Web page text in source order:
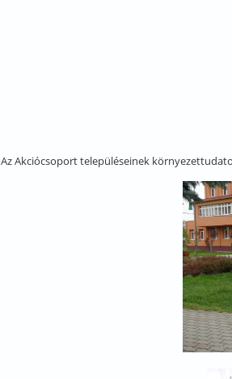
Az Akciócsoport településeinek